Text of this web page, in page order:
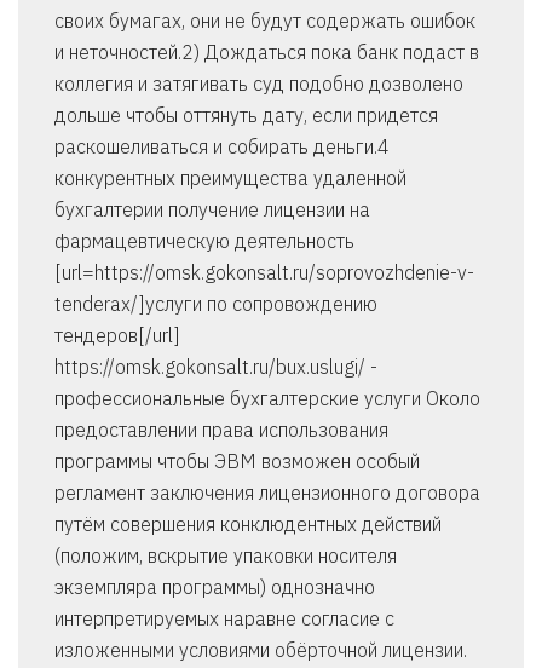
своих бумагах, они не будут содержать ошибок
и неточностей.2) Дождаться пока банк подаст в
коллегия и затягивать суд подобно дозволено
дольше чтобы оттянуть дату, если придется
раскошеливаться и собирать деньги.4
конкурентных преимущества удаленной
бухгалтерии получение лицензии на
фармацевтическую деятельность
[url=https://omsk.gokonsalt.ru/soprovozhdenie-v-
tenderax/]услуги по сопровождению
тендеров[/url]
https://omsk.gokonsalt.ru/bux.uslugi/ -
профессиональные бухгалтерские услуги Около
предоставлении права использования
программы чтобы ЭВМ возможен особый
регламент заключения лицензионного договора
путём совершения конклюдентных действий
(положим, вскрытие упаковки носителя
экземпляра программы) однозначно
интерпретируемых наравне согласие с
изложенными условиями обёрточной лицензии.